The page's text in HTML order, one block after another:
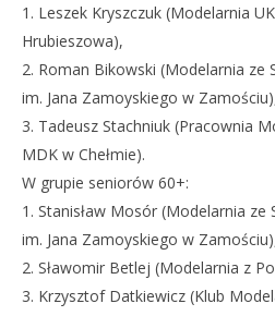
1. Leszek Kryszczuk (Modelarnia
Hrubieszowa),
2. Roman Bikowski (Modelarnia ze
im. Jana Zamoyskiego w
3. Tadeusz Stachniuk (Pracownia
MDK w Chełmie).
W grupie seniorów 60+:
1. Stanisław Mosór (Modelarnia ze
im. Jana Zamoyskiego w
2. Sławomir Betlej (Modelarnia z
3. Krzysztof Datkiewicz (Klub